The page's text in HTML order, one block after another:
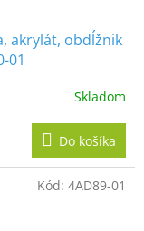
akrylát, obdĺžnik
01
Skladom
Do košíka
Kód: 4AD89-01